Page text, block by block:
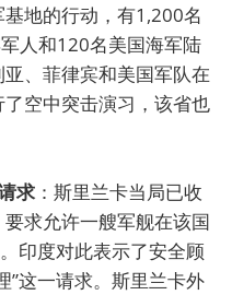
地的行动，有1,200名
人和120名美国海军陆
、菲律宾和美国军队在
空中突击演习，该省也
求 ：斯里兰卡当局已收
求允许一艘军舰在该国
印度对此表示了安全顾
”这一请求。斯里兰卡外